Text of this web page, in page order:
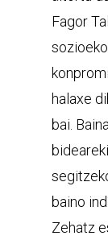
Fagor
halaxe
bai.
baino
Zehatz